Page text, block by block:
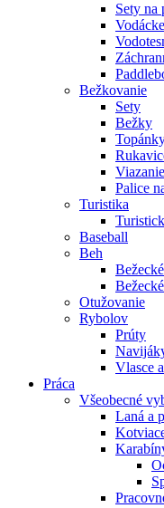
Sety na
Bežkovanie
Sety
Bežky
Palice
Turistika
Baseball
Beh
Otužovanie
Rybolov
Prúty
Vlasce
Práca
Všeobecné
Laná a